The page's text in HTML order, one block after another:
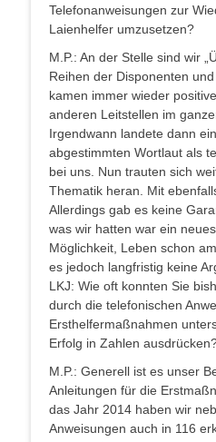
Telefonanweisungen zur
Laienhelfer umzusetzen?
M.P.: An der Stelle sind wir
Reihen der Disponenten
kamen immer wieder
anderen Leitstellen im
Irgendwann landete dann
abgestimmten Wortlaut als
bei uns. Nun trauten sich
Thematik heran. Mit
Allerdings gab es keine
was wir hatten war ein
Möglichkeit, Leben schon
es jedoch langfristig keine
LKJ: Wie oft konnten Sie
durch die telefonischen
Ersthelfermaßnahmen
Erfolg in Zahlen
M.P.: Generell ist es unser
Anleitungen für die
das Jahr 2014 haben wir
Anweisungen auch in 116